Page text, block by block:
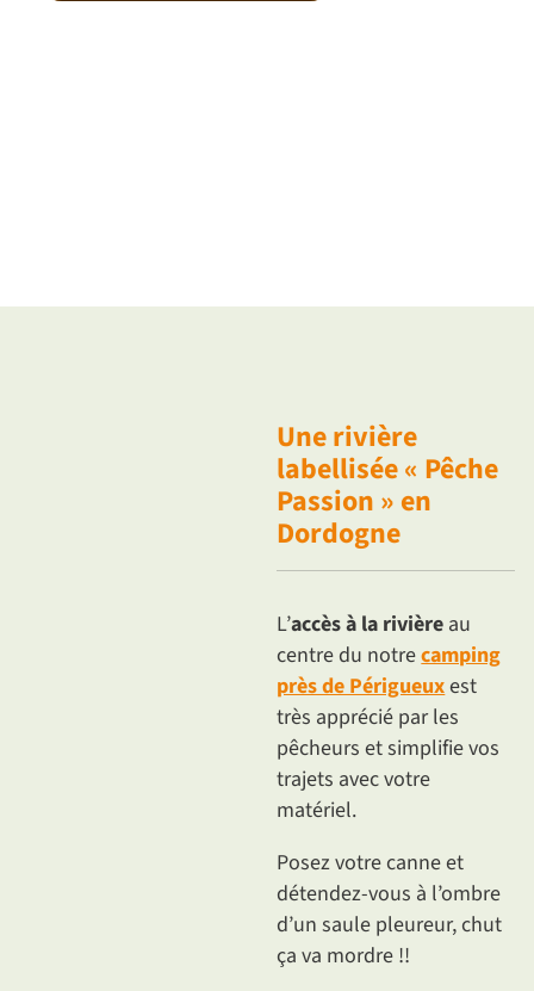
Une rivière
labellisée « Pêche
Passion » en
Dordogne
L’accès à la rivière au
centre du notrecamping
près de Périgueuxest
très apprécié par les
pêcheurs et simplifie vos
trajets avec votre
matériel.
Posez votre canne et
détendez-vous à l’ombre
d’un saule pleureur, chut
ça va mordre !!